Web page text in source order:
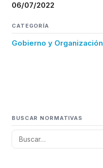
06/07/2022
CATEGORÍA
Gobierno y Organización
BUSCAR NORMATIVAS